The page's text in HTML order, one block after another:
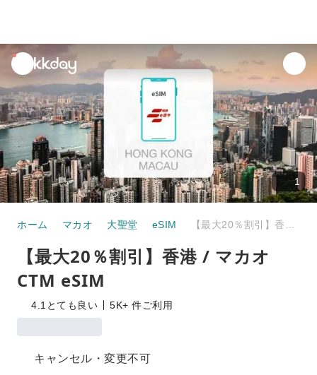
unread
notifications
1
ホーム マカオ 大聖堂 eSIM
【最大20％割引】香港 / マカオ
CTM eSIM
4.1 とても良い 5K+ 件ご利用
キャンセル・変更不可